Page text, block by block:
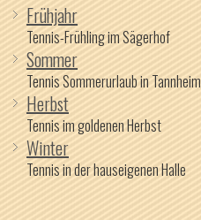
Frühjahr
Tennis-Frühling im Sägerhof
Sommer
Tennis Sommerurlaub in Tannheim
Herbst
Tennis im goldenen Herbst
Winter
Tennis in der hauseigenen Halle